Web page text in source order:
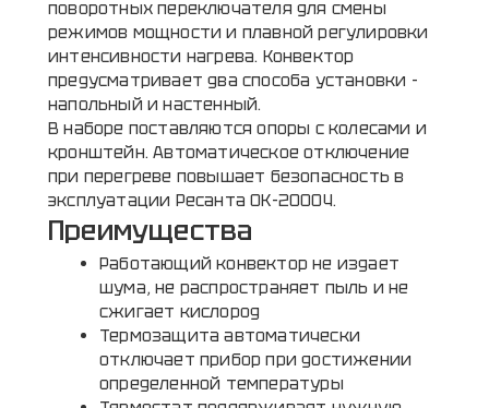
поворотных переключателя для смены
режимов мощности и плавной регулировки
интенсивности нагрева. Конвектор
предусматривает два способа установки -
напольный и настенный.
В наборе поставляются опоры с колесами и
кронштейн. Автоматическое отключение
при перегреве повышает безопасность в
эксплуатации Ресанта ОК-2000Ч.
Преимущества
Работающий конвектор не издает
шума, не распространяет пыль и не
сжигает кислород
Термозащита автоматически
отключает прибор при достижении
определенной температуры